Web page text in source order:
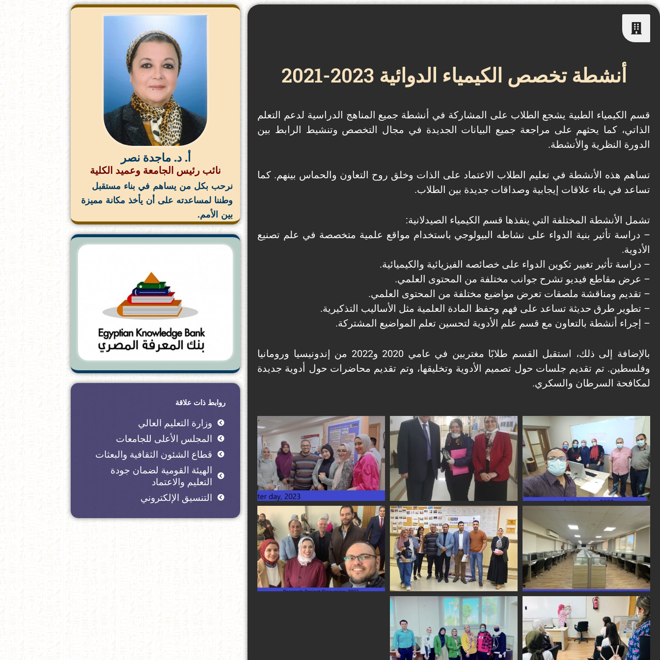
أنشطة تخصص الكيمياء الدوائية 2023-2021
قسم الكيمياء الطبية يشجع الطلاب على المشاركة في أنشطة جميع المناهج الدراسية لدعم التعلم
الذاتي، كما يحثهم على مراجعة جميع البيانات الجديدة في مجال التخصص وتنشيط الرابط بين
الدورة النظرية والأنشطة.
تساهم هذه الأنشطة في تعليم الطلاب الاعتماد على الذات وخلق روح التعاون والحماس بينهم. كما
تساعد في بناء علاقات إيجابية وصداقات جديدة بين الطلاب.
تشمل الأنشطة المختلفة التي ينفذها قسم الكيمياء الصيدلانية:
– دراسة تأثير بنية الدواء على نشاطه البيولوجي باستخدام مواقع علمية متخصصة في علم تصنيع
الأدوية.
– دراسة تأثير تغيير تكوين الدواء على خصائصه الفيزيائية والكيميائية.
– عرض مقاطع فيديو تشرح جوانب مختلفة من المحتوى العلمي.
– تقديم ومناقشة ملصقات تعرض مواضيع مختلفة من المحتوى العلمي.
– تطوير طرق حديثة تساعد على فهم وحفظ المادة العلمية مثل الأساليب التذكيرية.
– إجراء أنشطة بالتعاون مع قسم علم الأدوية لتحسين تعلم المواضيع المشتركة.
بالإضافة إلى ذلك، استقبل القسم طلابًا مغتربين في عامي 2020 و2022 من إندونيسيا ورومانيا
وفلسطين. تم تقديم جلسات حول تصميم الأدوية وتخليقها، وتم تقديم محاضرات حول أدوية جديدة
لمكافحة السرطان والسكري.
أ. د. ماجدة نصر
نائب رئيس الجامعة وعميد الكلية
نرحب بكل من يساهم في بناء مستقبل
وطننا لمساعدته على أن يأخذ مكانة مميزة
بين الأمم.
روابط ذات علاقة
وزارة التعليم العالي
المجلس الأعلى للجامعات
قطاع الشئون الثقافية والبعثات
الهيئة القومية لضمان جودة
التعليم والاعتماد
التنسيق الإلكتروني